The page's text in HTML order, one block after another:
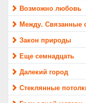
Возможно любовь
Между. Связанные
Закон природы
Еще семнадцать
Далекий город
Стеклянные